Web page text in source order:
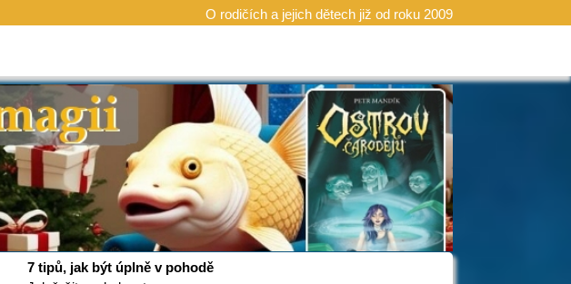
O rodičích a jejich dětech již od roku 2009
7 tipů, jak být úplně v pohodě